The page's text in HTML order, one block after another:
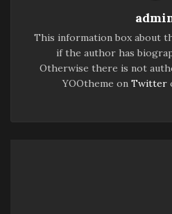
This information box about
if the author has
Otherwise there is not
YOOtheme on Twitter